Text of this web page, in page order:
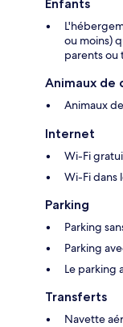
Enfants
ou moins)
parents ou
Animaux de
Animaux
Internet
Wi-Fi
Wi-Fi dans
Parking
Parking
Parking
Le parking
Transferts
Navette